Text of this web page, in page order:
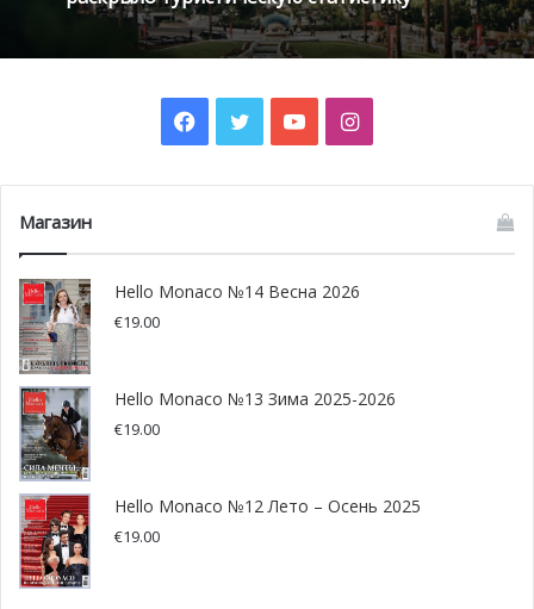
В отеле располагаются три ресторана, вдохновлённые
блестящим шеф-поваром
сейчас работают под чутким руководством Кристофа
Кюссака. Рестораны предлагают гурманам самые
разнообразные блюда и кухни. Один из ресторанов
Метрополя, а именно Odyssey, щеголяет дизайном от
самогоКарла Лагерфельда , арт-директора
французского дома Шанель. Другой,
единственным японским рестораном Жоэля Робюшона в
раскрыло туристическую статистику
Монако меняет правила выплаты пенсий
и обсуждает однополые союзы
Facebook
TwitterYouTubeInstagram
Магазин
Hello Monaco №14 Весна 2026
€19.00
Hello Monaco №13 Зима 2025-2026
€19.00
Hello Monaco №12 Лето – Осень 2025
€19.00